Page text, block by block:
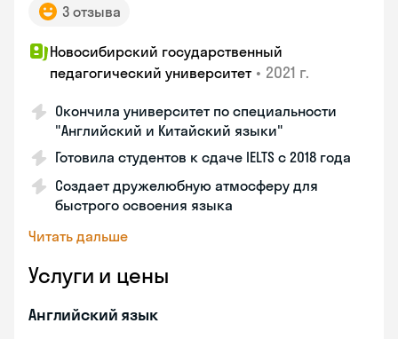
3 отзыва
Новосибирский государственный
педагогический университет • 2021 г.
Окончила университет по специальности
"Английский и Китайский языки"
Готовила студентов к сдаче IELTS с 2018 года
Создает дружелюбную атмосферу для
быстрого освоения языка
Читать дальше
Услуги и цены
Английский язык